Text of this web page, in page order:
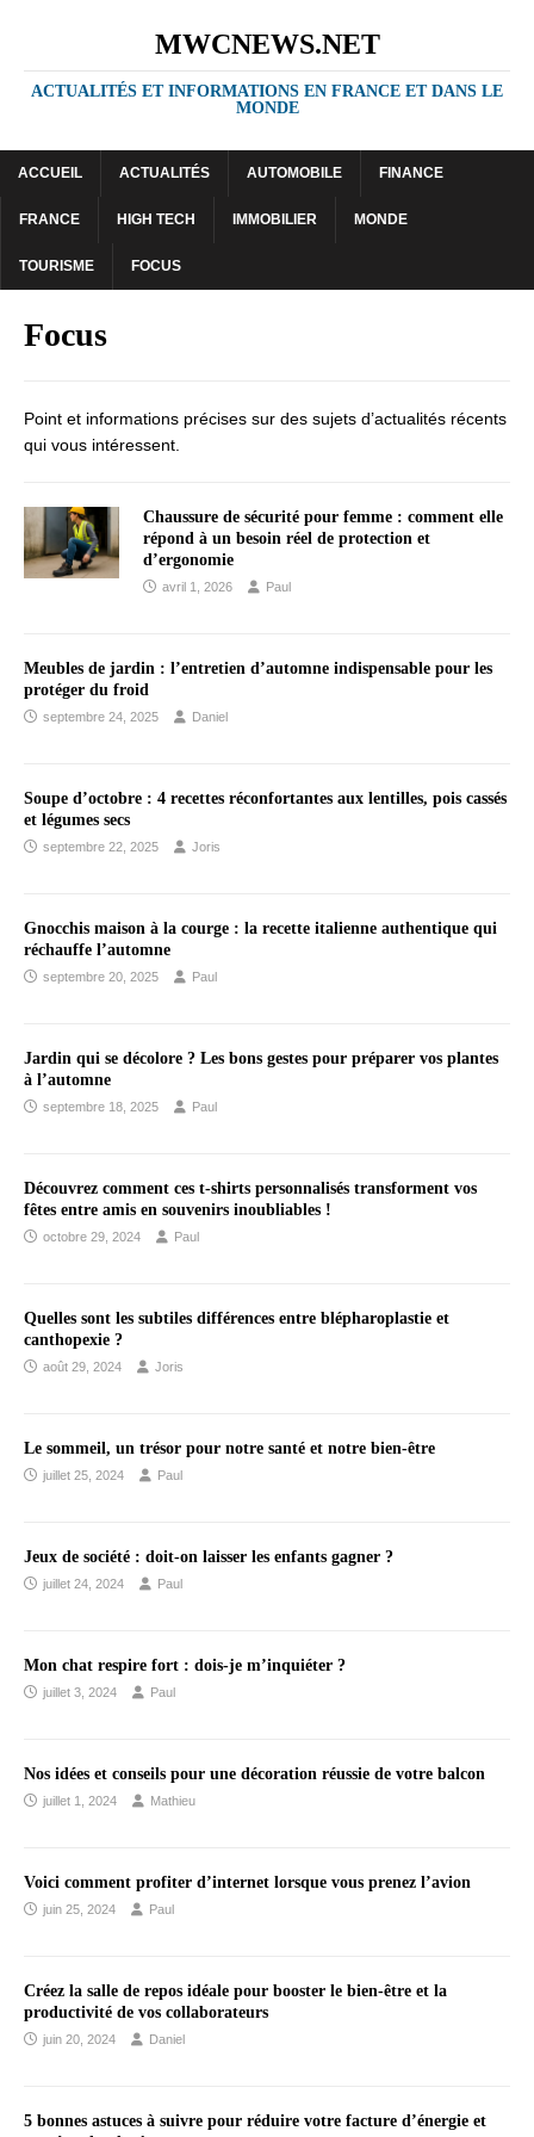
MWCNEWS.NET
ACTUALITÉS ET INFORMATIONS EN FRANCE ET DANS LE
MONDE
ACCUEIL ACTUALITÉS AUTOMOBILE FINANCE
FRANCE HIGH TECH IMMOBILIER MONDE
TOURISME FOCUS
Focus
Point et informations précises sur des sujets d’actualités récents
qui vous intéressent.
Chaussure de sécurité pour femme : comment elle
répond à un besoin réel de protection et
d’ergonomie
avril 1, 2026 Paul
Meubles de jardin : l’entretien d’automne indispensable pour les
protéger du froid
septembre 24, 2025 Daniel
Soupe d’octobre : 4 recettes réconfortantes aux lentilles, pois cassés
et légumes secs
septembre 22, 2025 Joris
Gnocchis maison à la courge : la recette italienne authentique qui
réchauffe l’automne
septembre 20, 2025 Paul
Jardin qui se décolore ? Les bons gestes pour préparer vos plantes
à l’automne
septembre 18, 2025 Paul
Découvrez comment ces t-shirts personnalisés transforment vos
fêtes entre amis en souvenirs inoubliables !
octobre 29, 2024 Paul
Quelles sont les subtiles différences entre blépharoplastie et
canthopexie ?
août 29, 2024 Joris
Le sommeil, un trésor pour notre santé et notre bien-être
juillet 25, 2024 Paul
Jeux de société : doit-on laisser les enfants gagner ?
juillet 24, 2024 Paul
Mon chat respire fort : dois-je m’inquiéter ?
juillet 3, 2024 Paul
Nos idées et conseils pour une décoration réussie de votre balcon
juillet 1, 2024 Mathieu
Voici comment profiter d’internet lorsque vous prenez l’avion
juin 25, 2024 Paul
Créez la salle de repos idéale pour booster le bien-être et la
productivité de vos collaborateurs
juin 20, 2024 Daniel
5 bonnes astuces à suivre pour réduire votre facture d’énergie et